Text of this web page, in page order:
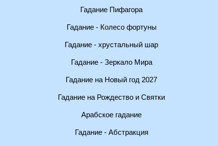
Гадание Пифагора
Гадание - Колесо фортуны
Гадание - хрустальный шар
Гадание - Зеркало Мира
Гадание на Новый год 2027
Гадание на Рождество и Святки
Арабское гадание
Гадание - Абстракция